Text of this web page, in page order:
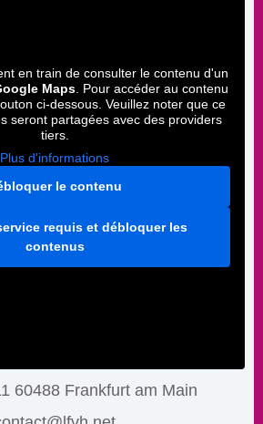
en train de consulter le contenu d'un
Maps. Pour accéder au contenu
ci-dessous. Veuillez noter que ce
seront partagées avec des providers
tiers.
Plus d'informations
le contenu
requis et débloquer les
contenus
60488 Frankfurt am Main